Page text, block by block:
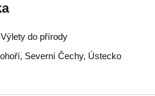
do přírody
, Severní Čechy, Ústecko